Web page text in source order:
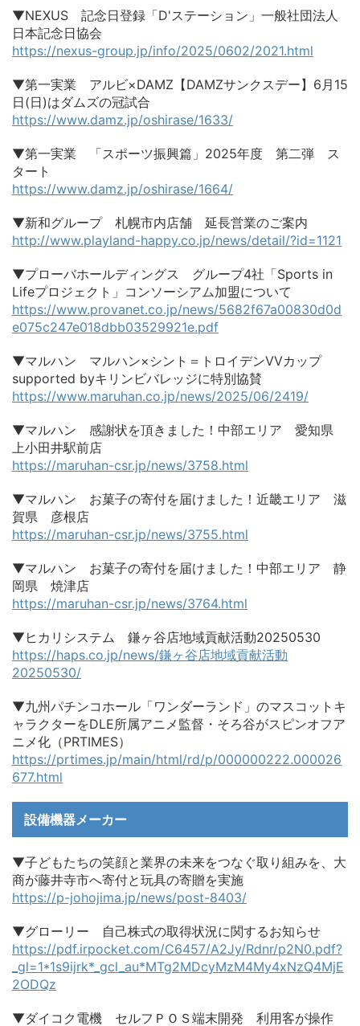
▼NEXUS 記念日登録「D'ステーション」一般社団法人
日本記念日協会
https://nexus-group.jp/info/2025/0602/2021.html
▼第一実業 アルビ×DAMZ【DAMZサンクスデー】6月15
日(日)はダムズの冠試合
https://www.damz.jp/oshirase/1633/
▼第一実業 「スポーツ振興篇」2025年度 第二弾 ス
タート
https://www.damz.jp/oshirase/1664/
▼新和グループ 札幌市内店舗 延長営業のご案内
http://www.playland-happy.co.jp/news/detail/?id=1121
▼プローバホールディングス グループ4社「Sports in
Lifeプロジェクト」コンソーシアム加盟について
https://www.provanet.co.jp/news/5682f67a00830d0d
e075c247e018dbb03529921e.pdf
▼マルハン マルハン×シント＝トロイデンVVカップ
supported byキリンビバレッジに特別協賛
https://www.maruhan.co.jp/news/2025/06/2419/
▼マルハン 感謝状を頂きました！中部エリア 愛知県
上小田井駅前店
https://maruhan-csr.jp/news/3758.html
▼マルハン お菓子の寄付を届けました！近畿エリア 滋
賀県 彦根店
https://maruhan-csr.jp/news/3755.html
▼マルハン お菓子の寄付を届けました！中部エリア 静
岡県 焼津店
https://maruhan-csr.jp/news/3764.html
▼ヒカリシステム 鎌ヶ谷店地域貢献活動20250530
https://haps.co.jp/news/鎌ヶ谷店地域貢献活動
20250530/
▼九州パチンコホール「ワンダーランド」のマスコットキ
ャラクターをDLE所属アニメ監督・そろ谷がスピンオフア
ニメ化（PRTIMES）
https://prtimes.jp/main/html/rd/p/000000222.000026
677.html
設備機器メーカー
▼子どもたちの笑顔と業界の未来をつなぐ取り組みを、大
商が藤井寺市へ寄付と玩具の寄贈を実施
https://p-johojima.jp/news/post-8403/
▼グローリー 自己株式の取得状況に関するお知らせ
https://pdf.irpocket.com/C6457/A2Jy/Rdnr/p2N0.pdf?
_gl=1*1s9ijrk*_gcl_au*MTg2MDcyMzM4My4xNzQ4MjE
2ODQz
▼ダイコク電機 セルフＰＯＳ端末開発 利用客が操作